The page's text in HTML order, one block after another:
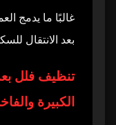
غالبًا ما يدمج
بعد الانتقال
تنظيف فلل
الكبيرة